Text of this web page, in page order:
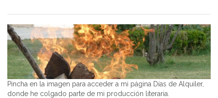
Pincha en la imagen para acceder a mi página Días de Alquiler,
donde he colgado parte de mi producción literaria.